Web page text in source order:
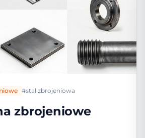
#stal zbrojeniowa
zbrojeniowe